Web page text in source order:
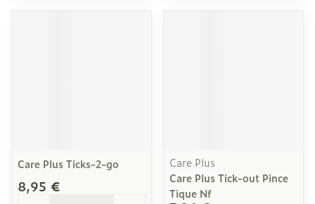
Care Plus Ticks-2-go
8,95 €
Care Plus
Care Plus Tick-out Pince
Tique Nf